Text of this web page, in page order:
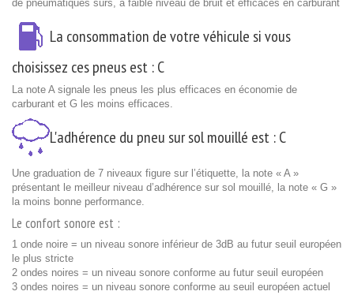
de pneumatiques sûrs, à faible niveau de bruit et efficaces en carburant
La consommation de votre véhicule si vous
choisissez ces pneus est :C
La note A signale les pneus les plus efficaces en économie de
carburant et G les moins efficaces.
L'adhérence du pneu sur sol mouillé est :C
Une graduation de 7 niveaux figure sur l’étiquette, la note « A »
présentant le meilleur niveau d’adhérence sur sol mouillé, la note « G »
la moins bonne performance.
Le confort sonore est :
1 onde noire = un niveau sonore inférieur de 3dB au futur seuil européen
le plus stricte
2 ondes noires = un niveau sonore conforme au futur seuil européen
3 ondes noires = un niveau sonore conforme au seuil européen actuel